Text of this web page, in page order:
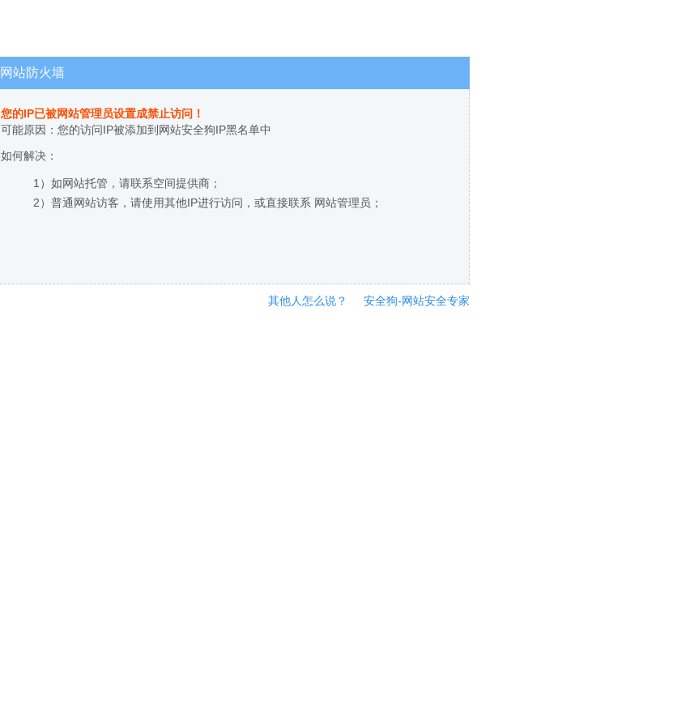
网站防火墙
您的IP已被网站管理员设置成禁止访问！
可能原因：您的访问IP被添加到网站安全狗IP黑名单中
如何解决：
1）如网站托管，请联系空间提供商；
2）普通网站访客，请使用其他IP进行访问，或直接联系 网站管理员；
其他人怎么说？ 安全狗-网站安全专家